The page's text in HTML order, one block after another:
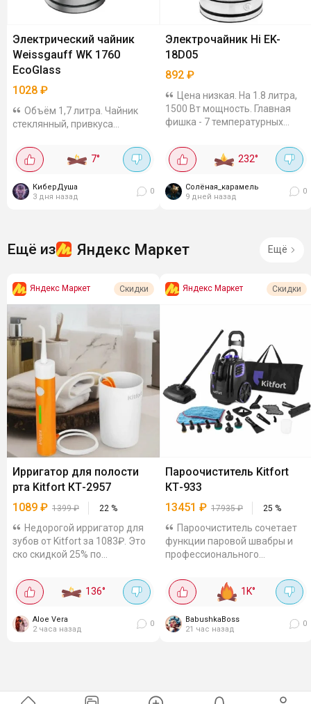
Электрический чайник
Weissgauff WK 1760
EcoGlass
1028 ₽
Объём 1,7 литра. Чайник
стеклянный, привкуса
очень шустро. Дно
металлическое (хорошая
электричества жрет минимум,
а...
7°
КиберДуша
3 дня назад
0
Электрочайник Hi EK-
18D05
892 ₽
Цена низкая. На 1.8 литра,
1500 Вт мощность. Главная
фишка - 7 температурных
под любой чай или детской
смеси. Автоотключение и
защита от...
232°
Солёная_карамель
9 дней назад
0
Ещё из Яндекс Маркет Ещё
Яндекс Маркет Скидки
Ирригатор для полости
рта Kitfort КТ-2957
1089 ₽ 1399₽ 22 %
Недорогой ирригатор для
зубов от Kitfort за 1083₽. Это
ско скидкой 25% по
начала мягкий, потом
мощнее. Бак 320 мл. Зарядка
от USB - от ноута или...
136°
Aloe Vera
2 часа назад
0
Яндекс Маркет Скидки
Пароочиститель Kitfort
КТ-933
13451 ₽ 17935₽ 25 %
Пароочиститель сочетает
функции паровой швабры и
профессионального
нагревает воду и дает
стабильный поток пара для
глубокой очистки...
1K°
BabushkaBoss
21 час назад
0